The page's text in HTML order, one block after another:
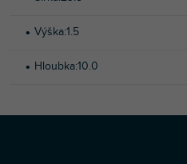
Výška:1.5
Hloubka:10.0